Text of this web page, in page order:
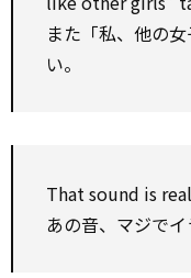
また「私、他の
い。
That sound is
あの音、マジでイ